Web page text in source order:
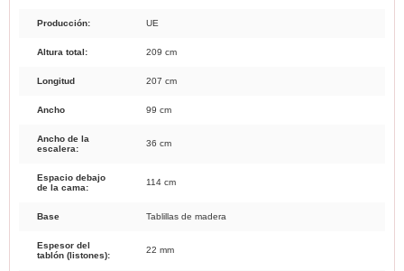
Producción: UE
Altura total: 209 cm
Longitud 207 cm
Ancho 99 cm
Ancho de la
escalera:
36 cm
Espacio debajo
de la cama:
114 cm
Base Tablillas de madera
Espesor del
tablón (listones):
22 mm